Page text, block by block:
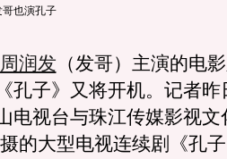
也演孔子
周润发 （发哥）主演的电
孔子》又将开机。记者昨
电视台与珠江传媒影视文
的大型电视连续剧《孔